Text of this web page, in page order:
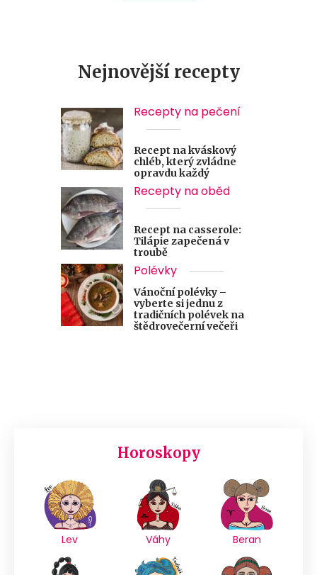
Nejnovější recepty
Recepty na pečení
Recept na kváskový
chléb, který zvládne
opravdu každý
Recepty na oběd
Recept na casserole:
Tilápie zapečená v
troubě
Polévky
Vánoční polévky –
vyberte si jednu z
tradičních polévek na
štědrovečerní večeři
Horoskopy
Lev Váhy Beran